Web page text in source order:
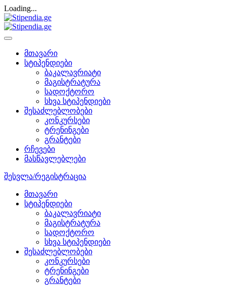
Loading...
მთავარი
სტიპენდიები
ბაკალავრიატი
მაგისტრატურა
სადოქტორო
სხვა სტიპენდიები
შესაძლებლობები
კონკურსები
ტრენინგები
გრანტები
რჩევები
მასწავლებლები
შესვლა/რეგისტრაცია
მთავარი
სტიპენდიები
ბაკალავრიატი
მაგისტრატურა
სადოქტორო
სხვა სტიპენდიები
შესაძლებლობები
კონკურსები
ტრენინგები
გრანტები